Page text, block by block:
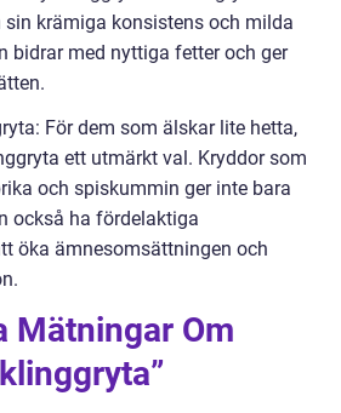
sin krämiga konsistens och milda
bidrar med nyttiga fetter och ger
För dem som älskar lite hetta,
ett utmärkt val. Kryddor som
och spiskummin ger inte bara
också ha fördelaktiga
öka ämnesomsättningen och
Mätningar Om